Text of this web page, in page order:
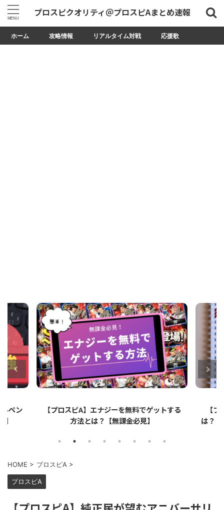
プロスピクオリティ＠プロスピAまとめ速報
ホーム 攻略情報 リアルタイム対戦 応援歌
する
【プロスピA】ペーパーライクフィルムと
は？リアタイでのメリット・デメリットを解
【
HOME > プロスピA